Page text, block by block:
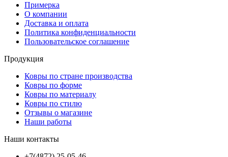
Примерка
О компании
Доставка и оплата
Политика конфиденциальности
Пользовательское соглашение
Продукция
Ковры по стране производства
Ковры по форме
Ковры по материалу
Ковры по стилю
Отзывы о магазине
Наши работы
Наши контакты